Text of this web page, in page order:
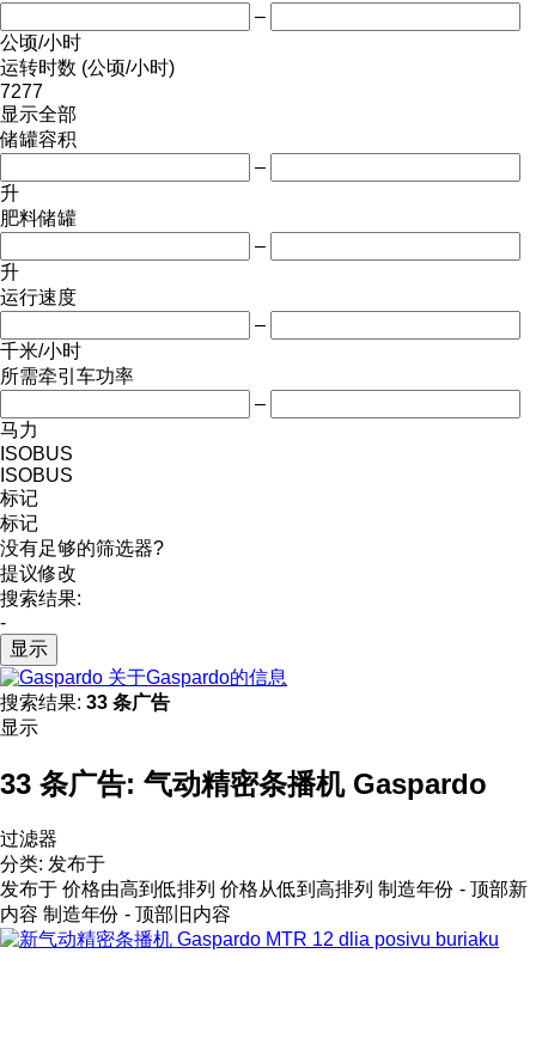
–
公顷/小时
运转时数 (公顷/小时)
7277
显示全部
储罐容积
–
升
肥料储罐
–
升
运行速度
–
千米/小时
所需牵引车功率
–
马力
ISOBUS
ISOBUS
标记
标记
没有足够的筛选器?
提议修改
搜索结果:
-
显示
关于Gaspardo的信息
搜索结果: 33 条广告
显示
33 条广告: 气动精密条播机 Gaspardo
过滤器
分类: 发布于
发布于 价格由高到低排列 价格从低到高排列 制造年份 - 顶部新
内容 制造年份 - 顶部旧内容